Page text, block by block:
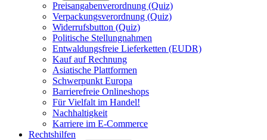
Preisangabenverordnung (Quiz)
Verpackungsverordnung (Quiz)
Widerrufsbutton (Quiz)
Politische Stellungnahmen
Entwaldungsfreie Lieferketten (EUDR)
Kauf auf Rechnung
Asiatische Plattformen
Schwerpunkt Europa
Barrierefreie Onlineshops
Für Vielfalt im Handel!
Nachhaltigkeit
Karriere im E-Commerce
Rechtshilfen